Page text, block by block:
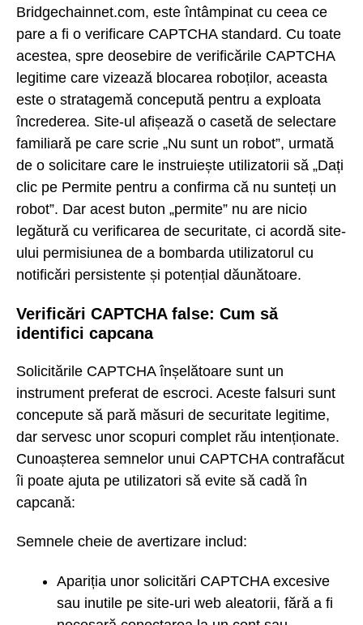
Bridgechainnet.com, este întâmpinat cu ceea ce
pare a fi o verificare CAPTCHA standard. Cu toate
acestea, spre deosebire de verificările CAPTCHA
legitime care vizează blocarea roboților, aceasta
este o stratagemă concepută pentru a exploata
încrederea. Site-ul afișează o casetă de selectare
familiară pe care scrie „Nu sunt un robot”, urmată
de o solicitare care le instruiește utilizatorii să „Dați
clic pe Permite pentru a confirma că nu sunteți un
robot”. Dar acest buton „permite” nu are nicio
legătură cu verificarea de securitate, ci acordă site-
ului permisiunea de a bombarda utilizatorul cu
notificări persistente și potențial dăunătoare.
Verificări CAPTCHA false: Cum să
identifici capcana
Solicitările CAPTCHA înșelătoare sunt un
instrument preferat de escroci. Aceste falsuri sunt
concepute să pară măsuri de securitate legitime,
dar servesc unor scopuri complet rău intenționate.
Cunoașterea semnelor unui CAPTCHA contrafăcut
îi poate ajuta pe utilizatori să evite să cadă în
capcană:
Semnele cheie de avertizare includ:
Apariția unor solicitări CAPTCHA excesive
sau inutile pe site-uri web aleatorii, fără a fi